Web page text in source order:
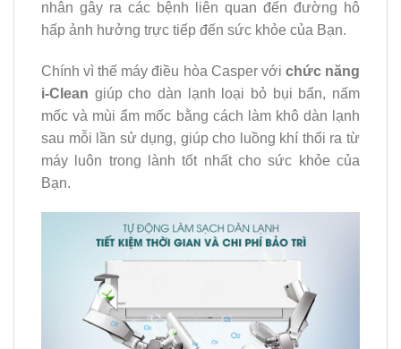
nhân gây ra các bệnh liên quan đến đường hô
hấp ảnh hưởng trực tiếp đến sức khỏe của Bạn.
Chính vì thế máy điều hòa Casper với chức năng
i-Clean giúp cho dàn lạnh loại bỏ bụi bẩn, nấm
mốc và mùi ẩm mốc bằng cách làm khô dàn lạnh
sau mỗi lần sử dụng, giúp cho luồng khí thổi ra từ
máy luôn trong lành tốt nhất cho sức khỏe của
Bạn.